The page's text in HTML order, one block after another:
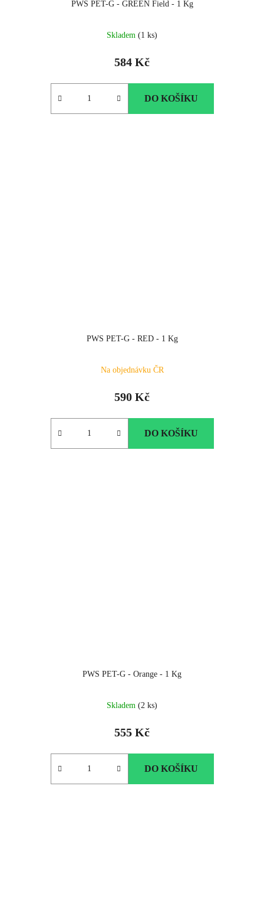
PWS PET-G - GREEN Field - 1 Kg
Skladem (1 ks)
584 Kč
DO KOŠÍKU
PWS PET-G - RED - 1 Kg
Na objednávku ČR
590 Kč
DO KOŠÍKU
PWS PET-G - Orange - 1 Kg
Skladem (2 ks)
555 Kč
DO KOŠÍKU